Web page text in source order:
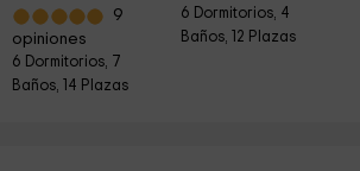
9
opiniones
6 Dormitorios, 7
Baños, 14 Plazas
6 Dormitorios, 4
Baños, 12 Plazas